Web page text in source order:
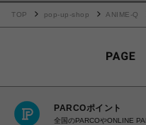
TOP pop-up-shop ANIME-Q
PARCOポイント
全国のPARCOやONLINE